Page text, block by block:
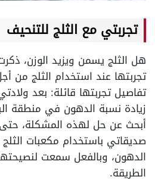
تجربتي مع الثلج للتنحيف
هل الثلج يسمن ويزيد الوزن،
تجربتها عند استخدام الثلج من
تفاصيل تجربتها قائلة: بعد
زيادة نسبة الدهون في منطقة
أبحث عن حل لهذه المشكلة،
صديقاتي باستخدام مكعبات
الدهون، وبالفعل سمعت
الطريقة.